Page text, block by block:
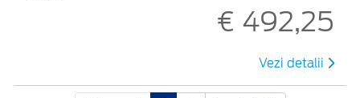
€ 492,25
Vezi detalii